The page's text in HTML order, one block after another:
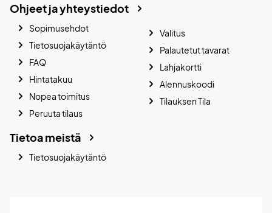
Ohjeet ja yhteystiedot
Sopimusehdot
Tietosuojakäytäntö
FAQ
Hintatakuu
Nopea toimitus
Peruuta tilaus
Valitus
Palautetut tavarat
Lahjakortti
Alennuskoodi
Tilauksen Tila
Tietoa meistä
Tietosuojakäytäntö